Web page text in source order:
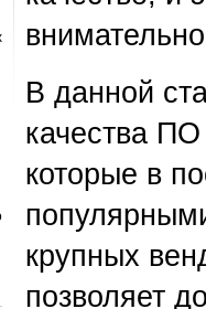
В данной
качества
которые в
крупных
позволяет